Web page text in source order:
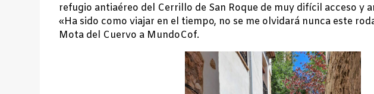
refugio antiaéreo del Cerrillo de San Roque de muy difícil acceso y
«Ha sido como viajar en el tiempo, no se me olvidará nunca este
Mota del Cuervo a MundoCof.